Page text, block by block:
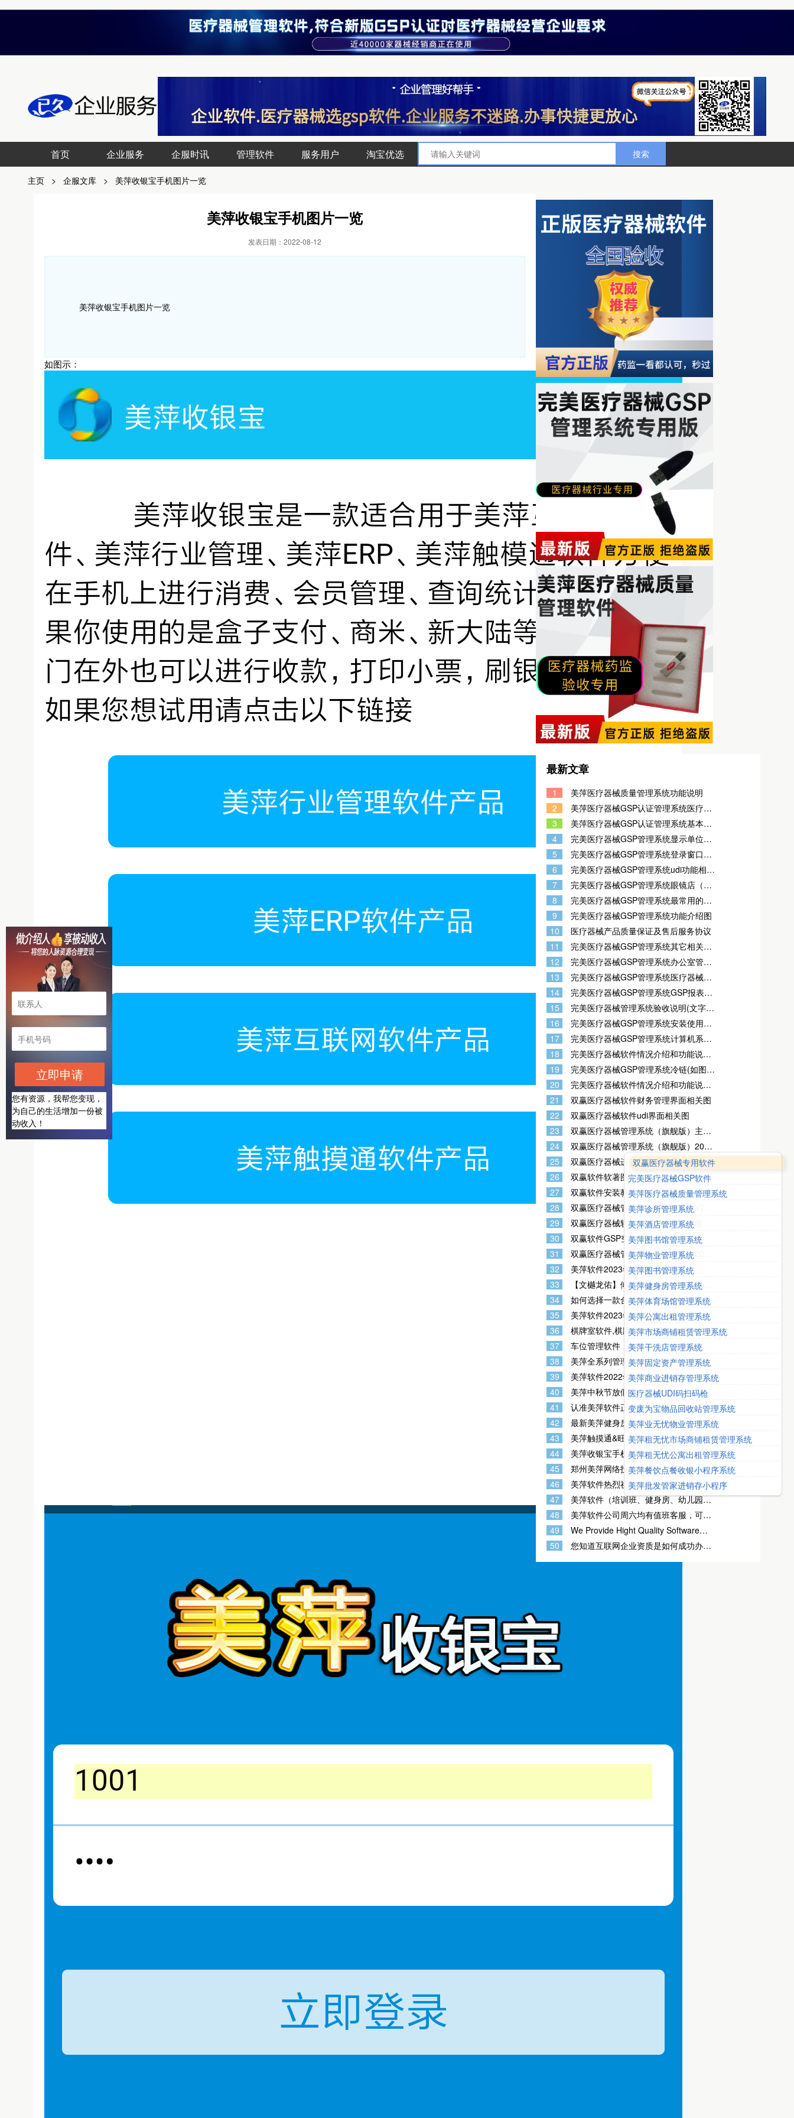
首页 企业服务 企服时讯 管理软件 服务用户 淘宝优选
主页 > 企服文库 > 美萍收银宝手机图片一览
美萍收银宝手机图片一览
发表日期：2022-08-12
美萍收银宝手机图片一览
如图示：
最新文章
1
美萍医疗器械质量管理系统功能说明
2
美萍医疗器械GSP认证管理系统医疗器
械销售收银软件 (美萍医疗器械销售业
务软件,医疗器械销售收银软件,销售收银
软件业务系统)
3
美萍医疗器械GSP认证管理系统基本情
况和功能说明(认证用）
4
完美医疗器械GSP管理系统显示单位名
称及软件注册界面如图示
5
完美医疗器械GSP管理系统登录窗口如
图示
6
完美医疗器械GSP管理系统udi功能相关
图
7
完美医疗器械GSP管理系统眼镜店（如
图示)
8
完美医疗器械GSP管理系统最常用的相
关图
9
完美医疗器械GSP管理系统功能介绍图
10
医疗器械产品质量保证及售后服务协议
11
完美医疗器械GSP管理系统其它相关资
料
12
完美医疗器械GSP管理系统办公室管理
制度上墙
13
完美医疗器械GSP管理系统医疗器械经
营部员工考核表
14
完美医疗器械GSP管理系统GSP报表文
档
15
完美医疗器械管理系统验收说明(文字
版)
16
完美医疗器械GSP管理系统安装使用操
作手册
17
完美医疗器械GSP管理系统计算机系统
使用情况
18
完美医疗器械软件情况介绍和功能说明
(认证使用)图文
19
完美医疗器械GSP管理系统冷链(如图
示）
20
完美医疗器械软件情况介绍和功能说明
(认证使用)
21
双赢医疗器械软件财务管理界面相关图
22
双赢医疗器械软件udi界面相关图
23
双赢医疗器械管理系统（旗舰版）主要
实操界面图
24
双赢医疗器械管理系统（旗舰版）2022
计算机信息管理系统基本情况介绍和功
能说明
25
双赢医疗器械进销存GSP质量管理系统
（旗舰版）V33 全套文件
26
双赢软件软著图
27
双赢软件安装教程，双赢软件安装视频
28
双赢医疗器械管理系统（旗舰版）V21
双赢软件视频教程，计算机软件说明文
档，【配套视频演示教程】
29
双赢医疗器械软件首营审批相关界面相
关图
30
双赢软件GSP空白表【完整版】
31
双赢医疗器械管理系统（旗舰版）2021
配套视频演示教程
32
美萍软件2023年春节放假通知
33
【文樾龙佑】倾力助您，让您抓住2023
年各行业暴发式增长机会！
34
如何选择一款合适的加油站会员软件？
（加油站软件，加气站软件，加充电站
软件）
35
美萍软件2023年元旦放假通知
36
棋牌室软件,棋牌室收银软件，棋牌室系
统，棋牌室会员管理系统
37
车位管理软件，停车位销售软件,销售停
车位的管理软件，停车场销售软件，停
车场管理系统，有手机端APP
38
美萍全系列管理软件中顶系列管理软件
管家婆进销存管理软件
39
美萍软件2022年国庆节放假通知
40
美萍中秋节放假通知
41
认准美萍软件正品正版，防止被淘宝、
拼多多、线下卖盗版美萍软件的商家欺
骗
42
最新美萍健身房管理软件助力健身房行
业快速实现智能化、数字化管理
43
美萍触摸通&旺店公告板
44
美萍收银宝手机图片一览
45
郑州美萍网络技术有限公司，竭诚为您
服务！
46
美萍软件热烈祝贺中国人民解放军建军
95周年
47
美萍软件（培训班、健身房、幼儿园
等）门禁再升级 识别速度快，配置简单
方便
48
美萍软件公司周六均有值班客服，可正
常办理业务
49
We Provide Hight Quality Software
And The Best Customer Service To
You
50
您知道互联网企业资质是如何成功办理
立即申请
您有资源，我帮您变现，
为自己的生活增加一份被
动收入！
双赢医疗器械专用软件
完美医疗器械GSP软件
美萍医疗器械质量管理系统
美萍诊所管理系统
美萍酒店管理系统
美萍图书馆管理系统
美萍物业管理系统
美萍图书管理系统
美萍健身房管理系统
美萍体育场馆管理系统
美萍公寓出租管理系统
美萍市场商铺租赁管理系统
美萍干洗店管理系统
美萍固定资产管理系统
美萍商业进销存管理系统
医疗器械UDI码扫码枪
变废为宝物品回收站管理系统
美萍业无忧物业管理系统
美萍租无忧市场商铺租赁管理系统
美萍租无忧公寓出租管理系统
美萍餐饮点餐收银小程序系统
美萍批发管家进销存小程序